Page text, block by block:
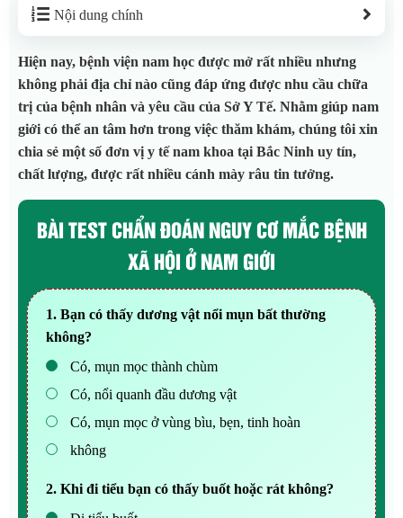
Nội dung chính
Hiện nay, bệnh viện nam học được mở rất nhiều nhưng
không phải địa chỉ nào cũng đáp ứng được nhu cầu chữa
trị của bệnh nhân và yêu cầu của Sở Y Tế. Nhằm giúp nam
giới có thể an tâm hơn trong việc thăm khám, chúng tôi xin
chia sẻ một số đơn vị y tế nam khoa tại Bắc Ninh uy tín,
chất lượng, được rất nhiều cánh mày râu tin tưởng.
BÀI TEST CHẨN ĐOÁN NGUY CƠ MẮC BỆNH
XÃ HỘI Ở NAM GIỚI
1. Bạn có thấy dương vật nổi mụn bất thường
không?
Có, mụn mọc thành chùm
Có, nổi quanh đầu dương vật
Có, mụn mọc ở vùng bìu, bẹn, tinh hoàn
không
2. Khi đi tiểu bạn có thấy buốt hoặc rát không?